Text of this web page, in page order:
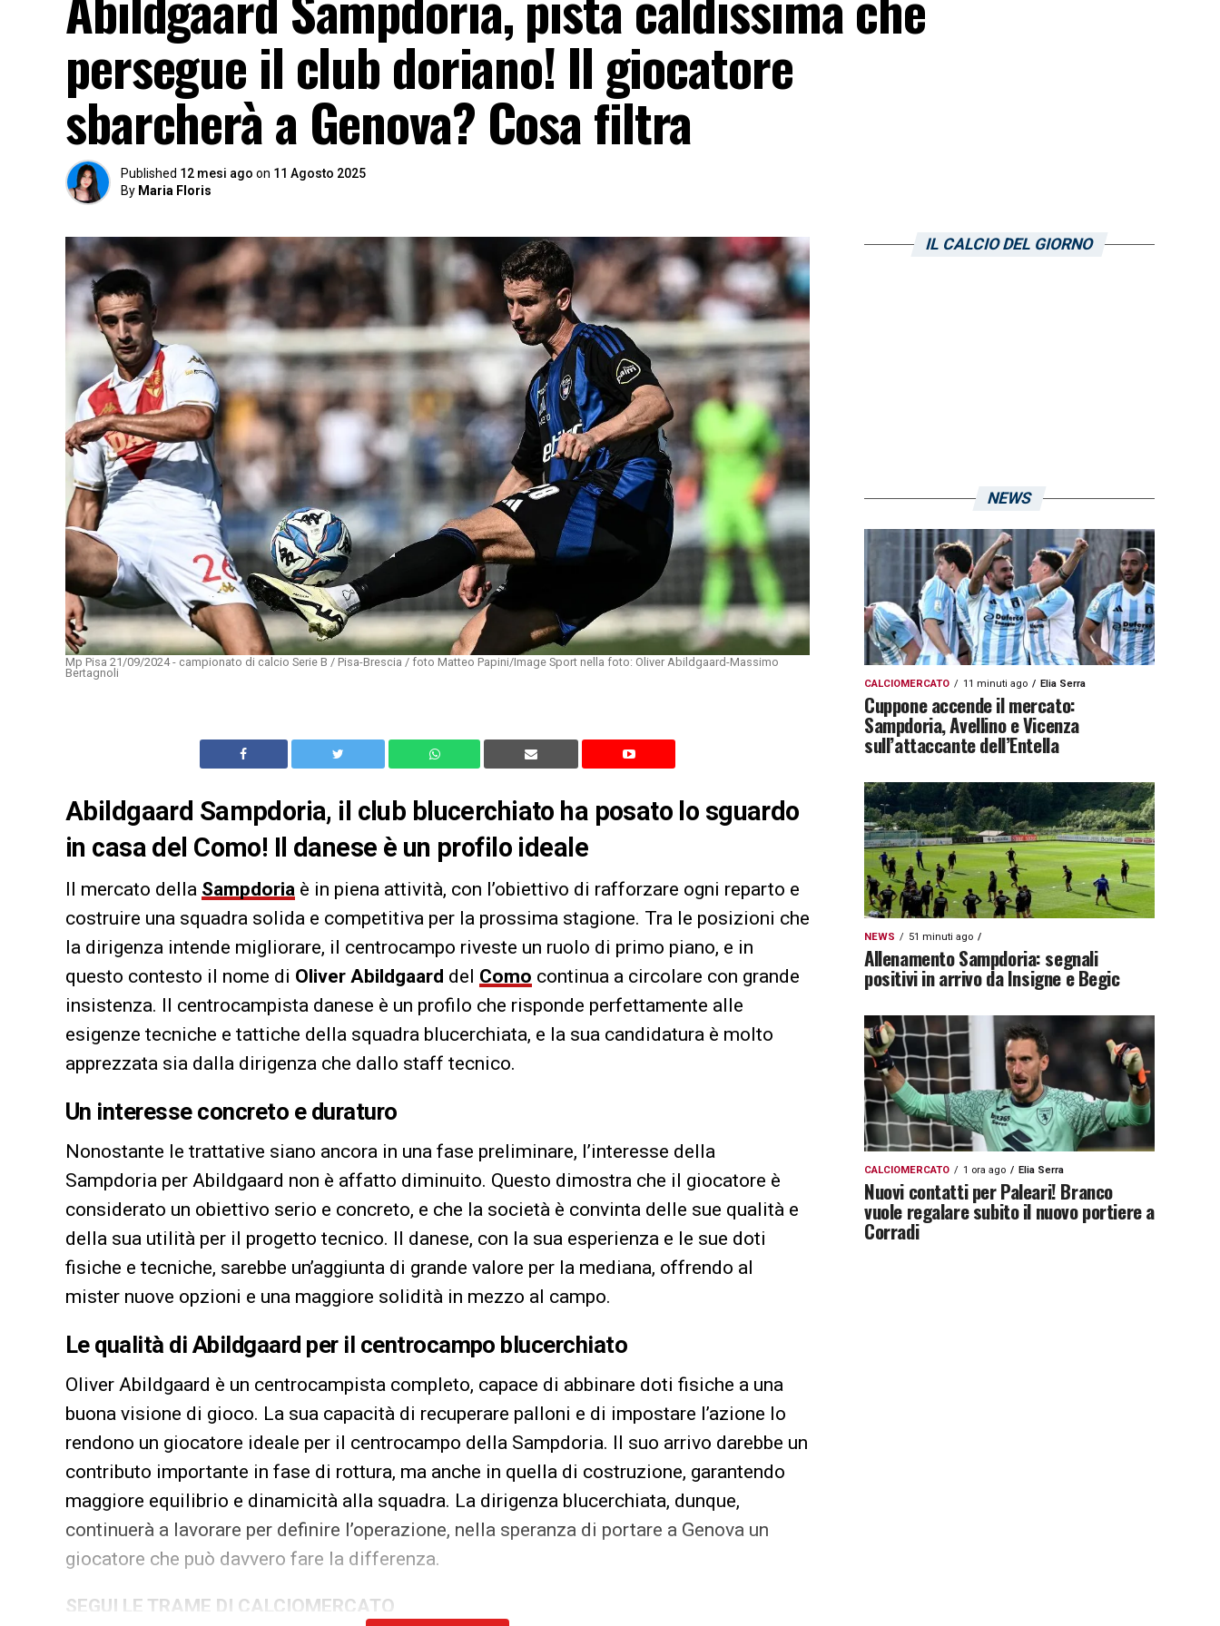
persegue il club doriano! Il giocatore
sbarcherà a Genova? Cosa filtra
Published 12 mesi ago on 11 Agosto 2025
By Maria Floris
Mp Pisa 21/09/2024 - campionato di calcio Serie B / Pisa-Brescia / foto Matteo Papini/Image Sport nella foto: Oliver Abildgaard-Massimo
Bertagnoli
Abildgaard Sampdoria, il club blucerchiato ha posato lo sguardo
in casa del Como! Il danese è un profilo ideale
Il mercato della Sampdoria è in piena attività, con l’obiettivo di rafforzare ogni reparto e
costruire una squadra solida e competitiva per la prossima stagione. Tra le posizioni che
la dirigenza intende migliorare, il centrocampo riveste un ruolo di primo piano, e in
questo contesto il nome di Oliver Abildgaard del Como continua a circolare con grande
insistenza. Il centrocampista danese è un profilo che risponde perfettamente alle
esigenze tecniche e tattiche della squadra blucerchiata, e la sua candidatura è molto
apprezzata sia dalla dirigenza che dallo staff tecnico.
Un interesse concreto e duraturo
Nonostante le trattative siano ancora in una fase preliminare, l’interesse della
Sampdoria per Abildgaard non è affatto diminuito. Questo dimostra che il giocatore è
considerato un obiettivo serio e concreto, e che la società è convinta delle sue qualità e
della sua utilità per il progetto tecnico. Il danese, con la sua esperienza e le sue doti
fisiche e tecniche, sarebbe un’aggiunta di grande valore per la mediana, offrendo al
mister nuove opzioni e una maggiore solidità in mezzo al campo.
Le qualità di Abildgaard per il centrocampo blucerchiato
Oliver Abildgaard è un centrocampista completo, capace di abbinare doti fisiche a una
buona visione di gioco. La sua capacità di recuperare palloni e di impostare l’azione lo
rendono un giocatore ideale per il centrocampo della Sampdoria. Il suo arrivo darebbe un
contributo importante in fase di rottura, ma anche in quella di costruzione, garantendo
maggiore equilibrio e dinamicità alla squadra. La dirigenza blucerchiata, dunque,
continuerà a lavorare per definire l’operazione, nella speranza di portare a Genova un
giocatore che può davvero fare la differenza.
SEGUI LE TRAME DI CALCIOMERCATO
IL CALCIO DEL GIORNO
NEWS
CALCIOMERCATO 11 minuti ago Elia Serra
Cuppone accende il mercato:
Sampdoria, Avellino e Vicenza
sull’attaccante dell’Entella
NEWS 51 minuti ago
Allenamento Sampdoria: segnali
positivi in arrivo da Insigne e Begic
CALCIOMERCATO 1 ora ago Elia Serra
Nuovi contatti per Paleari! Branco
vuole regalare subito il nuovo portiere a
Corradi